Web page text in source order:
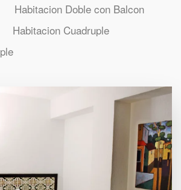
Habitacion Doble con Balcon
Habitacion Cuadruple